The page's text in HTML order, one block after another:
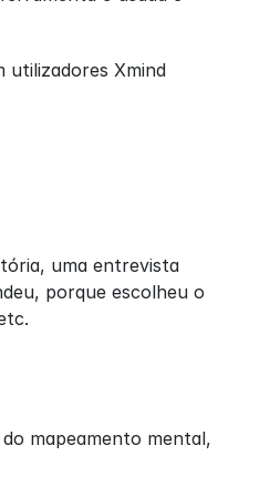
utilizadores Xmind
uma entrevista
porque escolheu o
mapeamento mental,